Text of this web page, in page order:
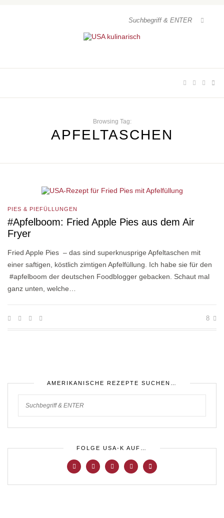
Browsing Tag:
APFELTASCHEN
PIES & PIEFÜLLUNGEN
#Apfelboom: Fried Apple Pies aus dem Air
Fryer
Fried Apple Pies – das sind superknusprige Apfeltaschen mit
einer saftigen, köstlich zimtigen Apfelfüllung. Ich habe sie für den
#apfelboom der deutschen Foodblogger gebacken. Schaut mal
ganz unten, welche…
8
AMERIKANISCHE REZEPTE SUCHEN…
FOLGE USA-K AUF…